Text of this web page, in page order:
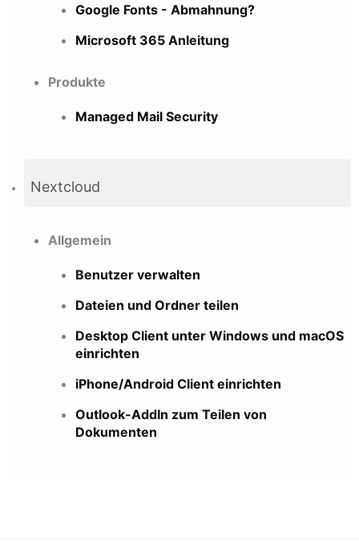
Google Fonts - Abmahnung?
Microsoft 365 Anleitung
Produkte
Managed Mail Security
Nextcloud
Allgemein
Benutzer verwalten
Dateien und Ordner teilen
Desktop Client unter Windows und macOS
einrichten
iPhone/Android Client einrichten
Outlook-AddIn zum Teilen von
Dokumenten